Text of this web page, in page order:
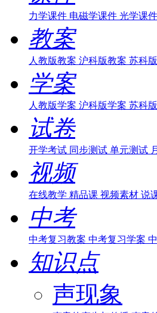
力学课件 电磁学课件 光学课件
教案
人教版教案 沪科版教案 苏科
学案
人教版学案 沪科版学案 苏科
试卷
开学考试 同步测试 单元测试
视频
在线教学 精品课 视频素材 说
中考
中考复习教案 中考复习学案
知识点
声现象